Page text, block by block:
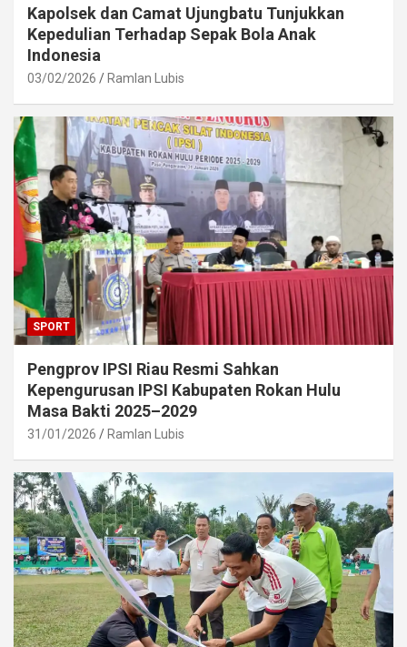
Kapolsek dan Camat Ujungbatu Tunjukkan
Kepedulian Terhadap Sepak Bola Anak
Indonesia
03/02/2026 Ramlan Lubis
SPORT
Pengprov IPSI Riau Resmi Sahkan
Kepengurusan IPSI Kabupaten Rokan Hulu
Masa Bakti 2025–2029
31/01/2026 Ramlan Lubis